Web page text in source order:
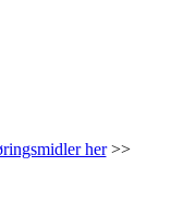
her>>